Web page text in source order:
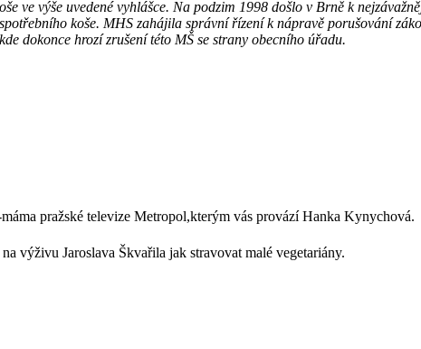
ve výše uvedené vyhlášce. Na podzim 1998 došlo v Brně k
koše. MHS zahájila správní řízení k nápravě porušování
dokonce hrozí zrušení této MŠ se strany obecního úřadu.
pražské televize Metropol,kterým vás provází Hanka Kynychová.
výživu Jaroslava Škvařila jak stravovat malé vegetariány.